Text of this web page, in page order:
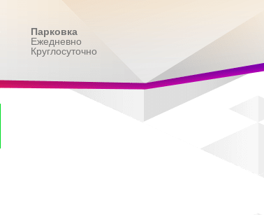
Парковка
Ежедневно
Круглосуточно